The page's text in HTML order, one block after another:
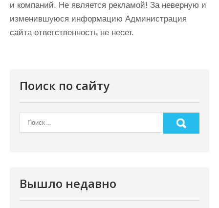
и компаний. Не является рекламой! За неверную и
изменившуюся информацию Администрация
сайта ответственность не несет.
Поиск по сайту
Вышло недавно